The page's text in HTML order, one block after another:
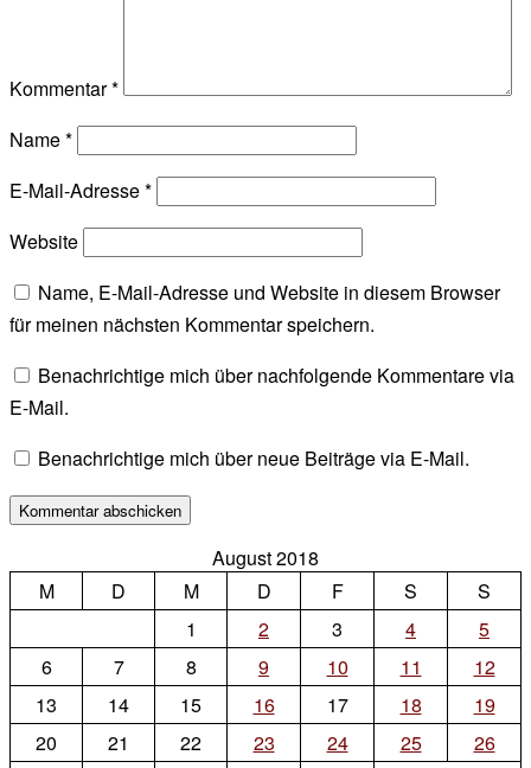
Kommentar*
Name*
E-Mail-Adresse*
Website
Name, E-Mail-Adresse und Website in diesem Browser
für meinen nächsten Kommentar speichern.
Benachrichtige mich über nachfolgende Kommentare via
E-Mail.
Benachrichtige mich über neue Beiträge via E-Mail.
August 2018
M
D M D F S
S
1
2 3 4
5
6
7 8 9 10 11
12
13
14 15 16 17 18
19
20
21 22 23 24 25
26